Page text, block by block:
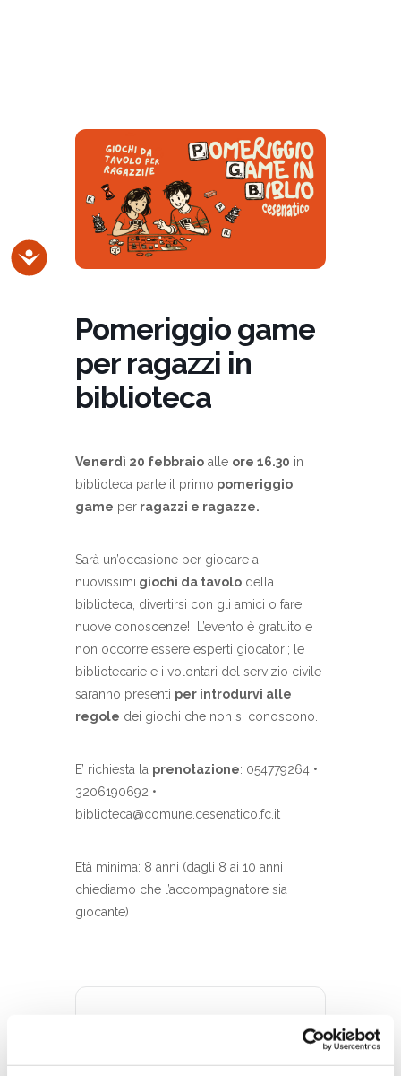
Accessibilità
Pomeriggio game
per ragazzi in
biblioteca
Venerdì 20 febbraio alle ore 16.30 in
biblioteca parte il primo pomeriggio
game per ragazzi e ragazze.
Sarà un’occasione per giocare ai
nuovissimi giochi da tavolo della
biblioteca, divertirsi con gli amici o fare
nuove conoscenze! L’evento è gratuito e
non occorre essere esperti giocatori; le
bibliotecarie e i volontari del servizio civile
saranno presenti per introdurvi alle
regole dei giochi che non si conoscono.
E’ richiesta la prenotazione: 054779264 •
3206190692 •
biblioteca@comune.cesenatico.fc.it
Età minima: 8 anni (dagli 8 ai 10 anni
chiediamo che l’accompagnatore sia
giocante)